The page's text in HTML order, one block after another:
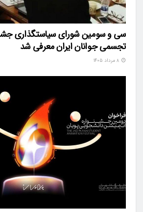
سی و سومین شورای سیاستگذاری
تجسمی جوانان ایران معرفی شد